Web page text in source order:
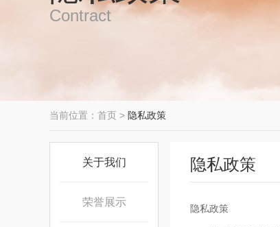
Contract
当前位置： 首页 > 隐私政策
关于我们
荣誉展示
隐私政策
隐私政策